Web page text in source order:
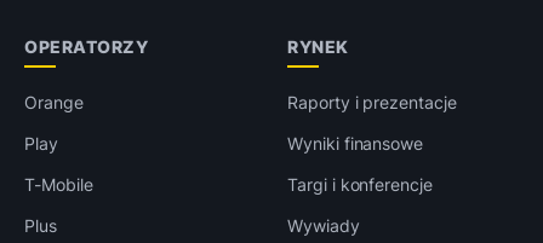
OPERATORZY
Orange
Play
T-Mobile
Plus
RYNEK
Raporty i prezentacje
Wyniki finansowe
Targi i konferencje
Wywiady